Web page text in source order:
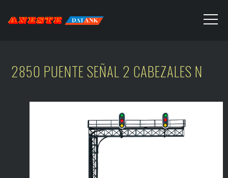
2850 PUENTE SEÑAL 2 CABEZALES N